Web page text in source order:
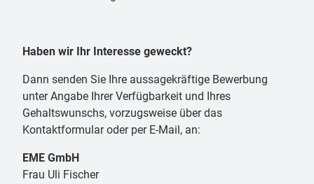
Haben wir Ihr Interesse geweckt?
Dann senden Sie Ihre aussagekräftige Bewerbung
unter Angabe Ihrer Verfügbarkeit und Ihres
Gehaltswunschs, vorzugsweise über das
Kontaktformular oder per E-Mail, an:
EME GmbH
Frau Uli Fischer